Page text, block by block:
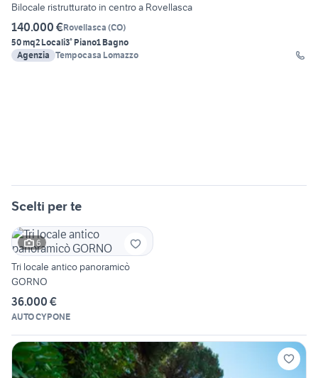
Bilocale ristrutturato in centro a Rovellasca
140.000 €Rovellasca (CO)
50 mq2 Locali3° Piano1 Bagno
Agenzia Tempocasa Lomazzo
Scelti per te
6
Tri locale antico panoramicò
GORNO
36.000 €
AUTO CYPONE